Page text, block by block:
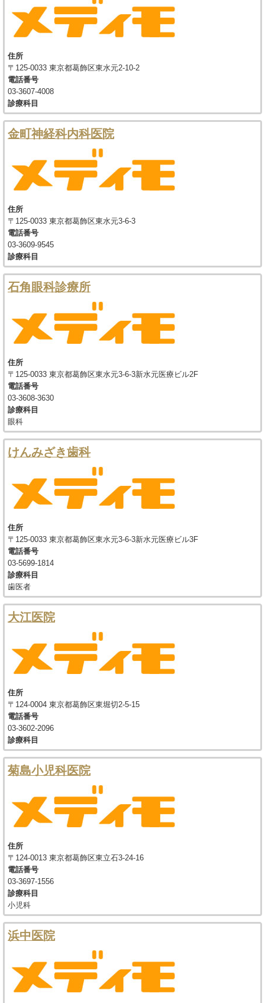
住所
〒125-0033 東京都葛飾区東水元2-10-2
電話番号
03-3607-4008
診療科目
金町神経科内科医院
住所
〒125-0033 東京都葛飾区東水元3-6-3
電話番号
03-3609-9545
診療科目
石角眼科診療所
住所
〒125-0033 東京都葛飾区東水元3-6-3新水元医療ビル2F
電話番号
03-3608-3630
診療科目
眼科
けんみざき歯科
住所
〒125-0033 東京都葛飾区東水元3-6-3新水元医療ビル3F
電話番号
03-5699-1814
診療科目
歯医者
大江医院
住所
〒124-0004 東京都葛飾区東堀切2-5-15
電話番号
03-3602-2096
診療科目
菊島小児科医院
住所
〒124-0013 東京都葛飾区東立石3-24-16
電話番号
03-3697-1556
診療科目
小児科
浜中医院